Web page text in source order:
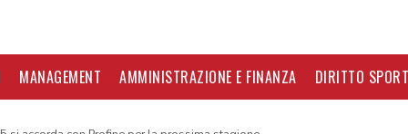
MANAGEMENT AMMINISTRAZIONE E FINANZA DIRITTO